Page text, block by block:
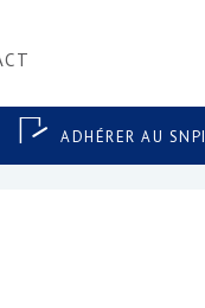
ADHÉRER AU SNPI